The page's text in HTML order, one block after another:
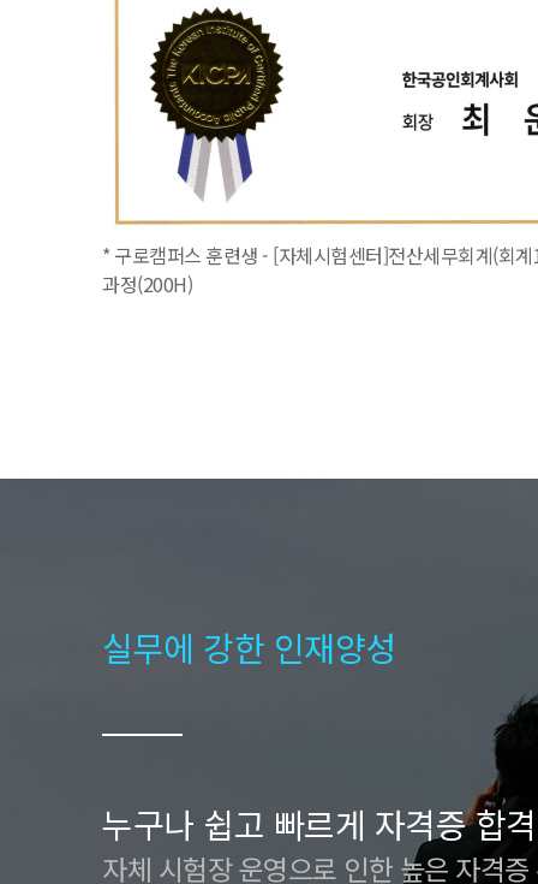
* 구로캠퍼스 훈련생 - [자체시험센터]전산세무회계(회
과정(200H)
실무에 강한 인재양성
누구나 쉽고 빠르게 자격증 합
자체 시험장 운영으로 인한 높은 자격